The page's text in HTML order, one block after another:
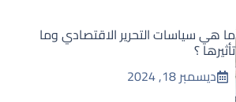
ما هي سياسات التحرير الاقتصادي وما
تأثيرها ؟
ديسمبر 18, 2024